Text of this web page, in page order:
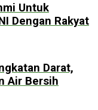
Untuk
Dengan Rakyat
Darat,
Air Bersih